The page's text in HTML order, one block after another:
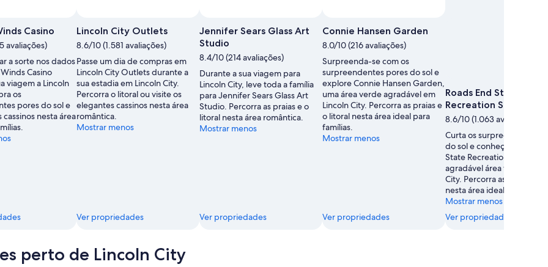
Casino
avaliações)
a sorte nos dados
Casino
viagem a Lincoln
os
pores do sol e
nesta área
Lincoln City Outlets
8.6/10 (1.581 avaliações)
Passe um dia de compras em
Lincoln City Outlets durante a
sua estadia em Lincoln City.
Percorra o litoral ou visite os
elegantes cassinos nesta área
romântica.
Mostrar menos
Ver propriedades
Jennifer Sears Glass Art
Studio
8.4/10 (214 avaliações)
Durante a sua viagem para
Lincoln City, leve toda a família
para Jennifer Sears Glass Art
Studio. Percorra as praias e o
litoral nesta área romântica.
Mostrar menos
Ver propriedades
Connie Hansen Garden
8.0/10 (216 avaliações)
Surpreenda-se com os
surpreendentes pores do sol e
explore Connie Hansen Garden,
uma área verde agradável em
Lincoln City. Percorra as praias e
o litoral nesta área ideal para
famílias.
Mostrar menos
Ver propriedades
Roads End State
Recreation Site
8.6/10 (1.063 avaliações)
Curta os surpreendentes
do sol e conheça Roads
State Recreation Site, uma
agradável área verde em
City. Percorra as praias e o
nesta área ideal para
Mostrar menos
Ver propriedades
perto de Lincoln City